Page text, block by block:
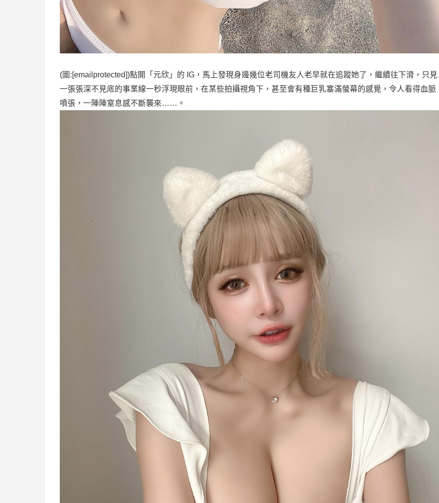
(圖:[emailprotected])點開「元欣」的 IG，馬上發現身邊幾位老司機友人老早就在追蹤她了，繼續往下滑，只見
一張張深不見底的事業線一秒浮現眼前，在某些拍攝視角下，甚至會有種巨乳塞滿螢幕的感覺，令人看得血脈
噴張，一陣陣窒息感不斷襲來……。